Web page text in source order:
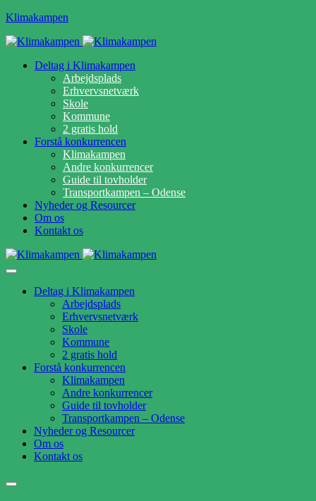
Klimakampen
Deltag i Klimakampen
Arbejdsplads
Erhvervsnetværk
Skole
Kommune
2 gratis hold
Forstå konkurrencen
Klimakampen
Andre konkurrencer
Guide til tovholder
Transportkampen – Odense
Nyheder og Resourcer
Om os
Kontakt os
Deltag i Klimakampen
Arbejdsplads
Erhvervsnetværk
Skole
Kommune
2 gratis hold
Forstå konkurrencen
Klimakampen
Andre konkurrencer
Guide til tovholder
Transportkampen – Odense
Nyheder og Resourcer
Om os
Kontakt os